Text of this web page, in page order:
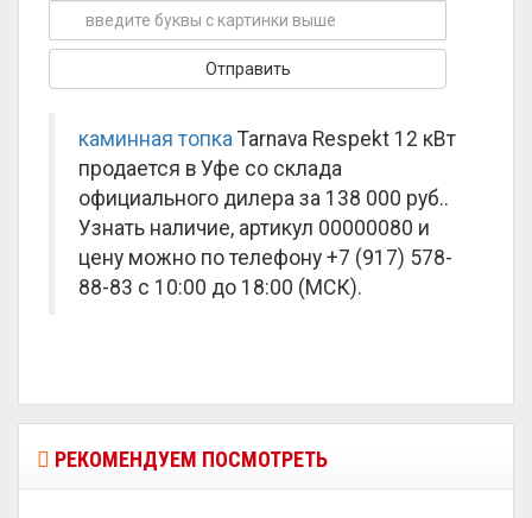
каминная топка Tarnava Respekt 12 кВт
продается в Уфе со склада
официального дилера за 138 000 руб..
Узнать наличие, артикул 00000080 и
цену можно по телефону +7 (917) 578-
88-83 с 10:00 до 18:00 (МСК).
РЕКОМЕНДУЕМ ПОСМОТРЕТЬ